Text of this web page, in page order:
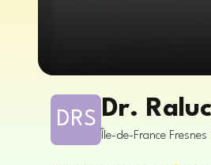
DRS Dr.
Île-de-France Fresnes